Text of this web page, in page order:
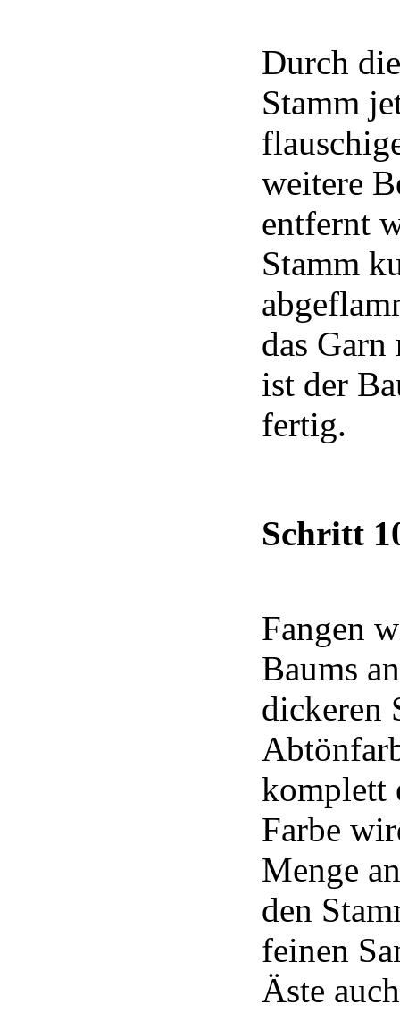
Durch
Stamm
weitere
entfernt
Stamm
das
ist der
fertig.
Schritt
Fangen
Baums
dickeren
komplett
Farbe
Menge
den
feinen
Äste